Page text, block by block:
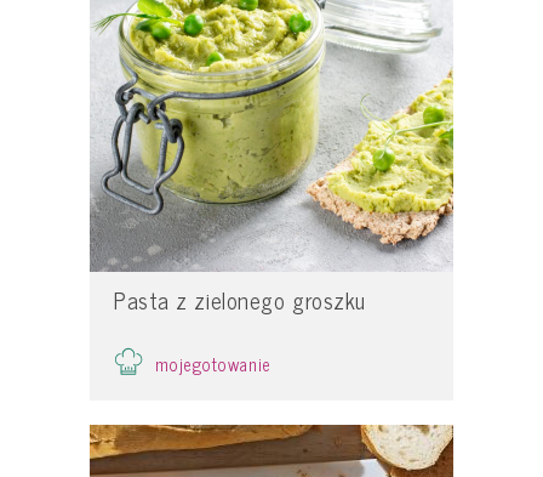
Pasta z zielonego groszku
mojegotowanie